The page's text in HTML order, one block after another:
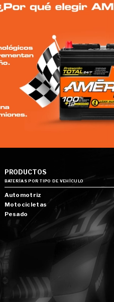
PRODUCTOS
BATERÍAS POR TIPO DE VEHÍCULO
Automotriz
Motocicletas
Pesado